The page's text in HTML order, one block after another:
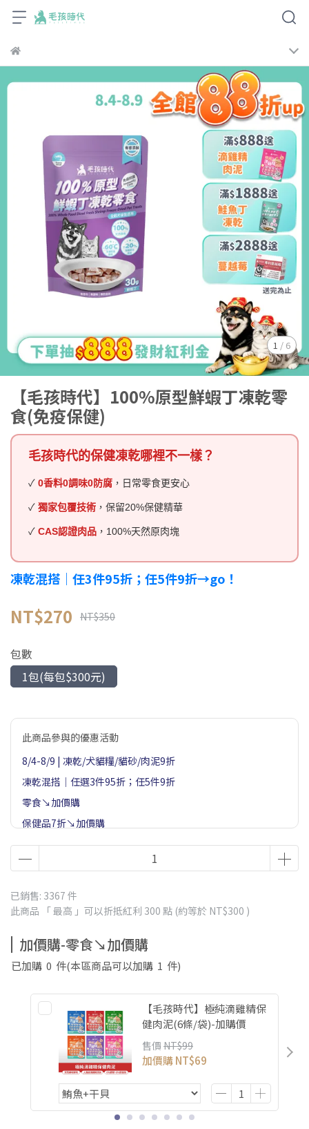
1 / 6
【毛孩時代】100%原型鮮蝦丁凍乾零
食(免疫保健)
毛孩時代的保健凍乾哪裡不一樣？
✓ 0香料0調味0防腐 ，日常零食更安心
✓ 獨家包覆技術 ，保留20%保健精華
✓ CAS認證肉品 ，100%天然原肉塊
凍乾混搭｜任3件95折；任5件9折→go！
NT$270 NT$350
包數
1包(每包$300元)
此商品參與的優惠活動
8/4-8/9 | 凍乾/犬貓糧/貓砂/肉泥9折
凍乾混搭｜任選3件95折；任5件9折
零食↘加價購
保健品7折↘加價購
8/8-8/31下單贈毛孩手冊(貓93，狗21)
8/4-8/9滿888送肉泥；滿1888送鮭魚丁凍乾；滿2888送蔓越
已銷售: 3367 件
此商品 「 最高 」可以折抵紅利 300 點 (約等於 NT$300 )
加價購-零食↘加價購
已加購 0 件(本區商品可以加購 1 件)
【毛孩時代】極純滴雞精保
健肉泥(6條/袋)-加購價
售價 NT$99
加價購NT$69